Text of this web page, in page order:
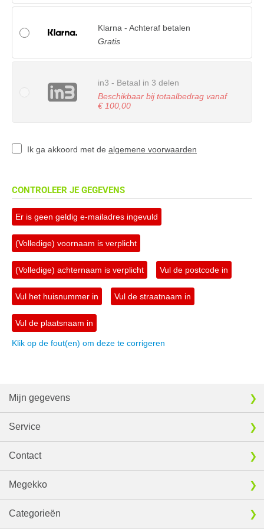
Klarna - Achteraf betalen
Gratis
in3 - Betaal in 3 delen
Beschikbaar bij totaalbedrag vanaf
€ 100,00
Ik ga akkoord met de algemene voorwaarden
CONTROLEER JE GEGEVENS
Er is geen geldig e-mailadres ingevuld
(Volledige) voornaam is verplicht
(Volledige) achternaam is verplicht Vul de postcode in
Vul het huisnummer in Vul de straatnaam in
Vul de plaatsnaam in
Klik op de fout(en) om deze te corrigeren
Mijn gegevens
Service
Contact
Megekko
Categorieën